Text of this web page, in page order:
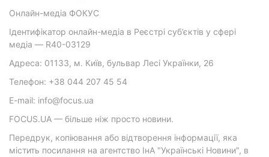
Онлайн-медіа ФОКУС
Ідентифікатор онлайн-медіа в Реєстрі суб’єктів у сфері
медіа — R40-03129
Адреса: 01133, м. Київ, бульвар Лесі Українки, 26
Телефон: +38 044 207 45 54
E-mail: info@focus.ua
FOCUS.UA — більше ніж просто новини.
Передрук, копіювання або відтворення інформації, яка
містить посилання на агентство ІнА "Українські Новини", в